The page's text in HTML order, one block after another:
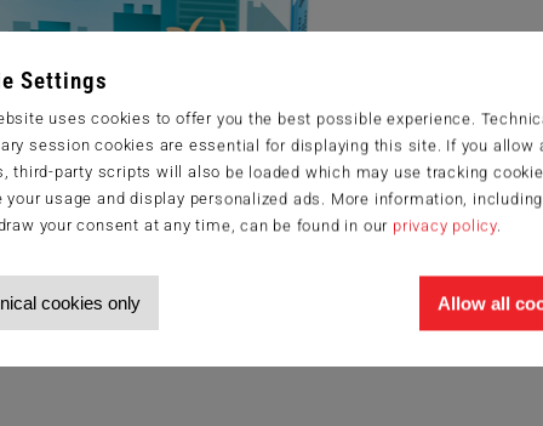
Settings
uses cookies to offer you the best possible experience.
session cookies are essential for displaying this site. If you allow
third-party scripts will also be loaded which may use tracking
your usage and display personalized ads. More information,
your consent at any time, can be found in our privacy policy.
cookies only Allow all